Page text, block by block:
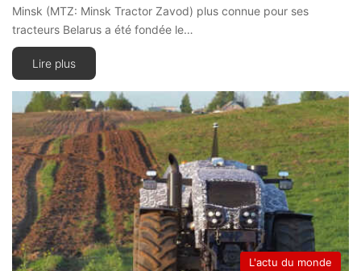
Minsk (MTZ: Minsk Tractor Zavod) plus connue pour ses
tracteurs Belarus a été fondée le…
Lire plus
L'actu du monde